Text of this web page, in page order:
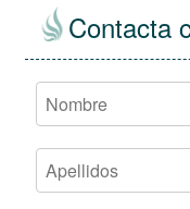
Contacta